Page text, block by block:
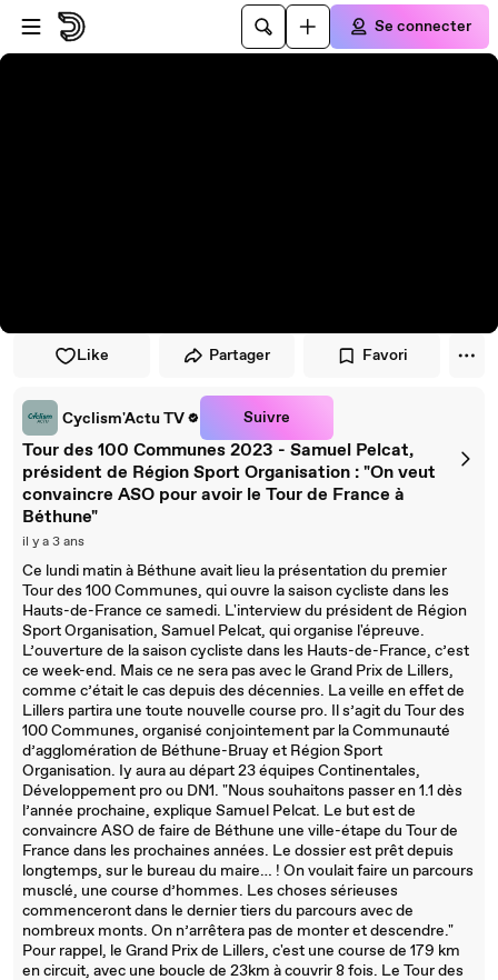
Passer au player
Passer au contenu principal
Se connecter
Like Partager Favori
Cyclism'Actu TV Suivre
Tour des 100 Communes 2023 - Samuel Pelcat,
président de Région Sport Organisation : "On veut
convaincre ASO pour avoir le Tour de France à
Béthune"
il y a 3 ans
Ce lundi matin à Béthune avait lieu la présentation du premier
Tour des 100 Communes, qui ouvre la saison cycliste dans les
Hauts-de-France ce samedi. L'interview du président de Région
Sport Organisation, Samuel Pelcat, qui organise l'épreuve.
L’ouverture de la saison cycliste dans les Hauts-de-France, c’est
ce week-end. Mais ce ne sera pas avec le Grand Prix de Lillers,
comme c’était le cas depuis des décennies. La veille en effet de
Lillers partira une toute nouvelle course pro. Il s’agit du Tour des
100 Communes, organisé conjointement par la Communauté
d’agglomération de Béthune-Bruay et Région Sport
Organisation. Iy aura au départ 23 équipes Continentales,
Développement pro ou DN1. "Nous souhaitons passer en 1.1 dès
l’année prochaine, explique Samuel Pelcat. Le but est de
convaincre ASO de faire de Béthune une ville-étape du Tour de
France dans les prochaines années. Le dossier est prêt depuis
longtemps, sur le bureau du maire… ! On voulait faire un parcours
musclé, une course d’hommes. Les choses sérieuses
commenceront dans le dernier tiers du parcours avec de
nombreux monts. On n’arrêtera pas de monter et descendre."
Pour rappel, le Grand Prix de Lillers, c'est une course de 179 km
en circuit, avec une boucle de 23km à couvrir 8 fois. Le Tour des